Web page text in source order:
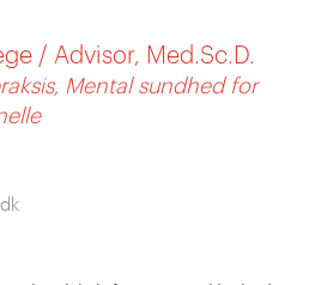
/ Advisor, Med.Sc.D.
Mental sundhed for